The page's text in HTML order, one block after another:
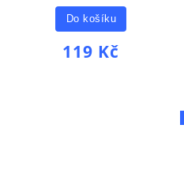
119 Kč
Do košíku